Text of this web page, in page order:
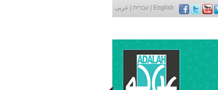
English עברית عربي